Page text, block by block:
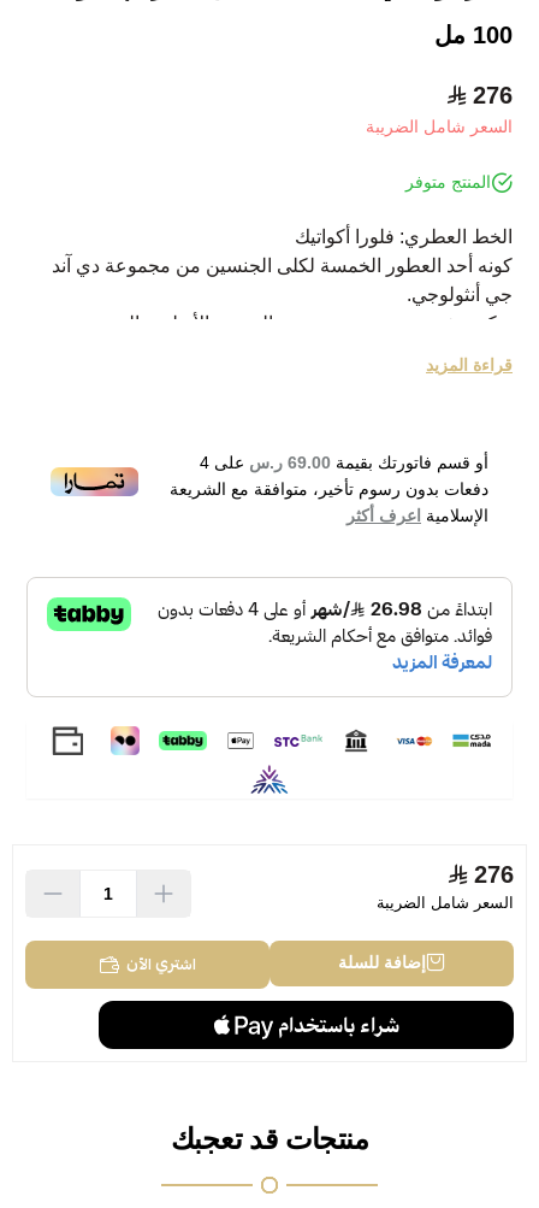
100 مل
276
السعر شامل الضريبة
المنتج متوفر
الخط العطري: فلورا أكواتيك
كونه أحد العطور الخمسة لكلى الجنسين من مجموعة دي آند
جي أنثولوجي.
يعكس شخصية مبدعة وخبيرة بالحرية والأسلوب الحديث.
يملأ بمزيج مذهل ومغرٍ من الفواكه العطرة.
مكوناته العليا هي الفلفل الزهري والكيوي والراوند.
الصندل
Dolce & Gabbana Anthology Limperatrice 3 Eau de
Parfum
قراءة المزيد
أو قسم فاتورتك بقيمة 69.00 ر.س على 4
دفعات بدون رسوم تأخير، متوافقة مع الشريعة
الإسلامية اعرف أكثر
276
السعر شامل الضريبة
إضافة للسلة اشتري الآن
منتجات قد تعجبك